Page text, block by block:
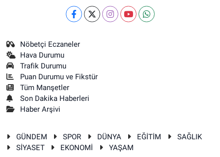
Nöbetçi Eczaneler
Hava Durumu
Trafik Durumu
Puan Durumu ve Fikstür
Tüm Manşetler
Son Dakika Haberleri
Haber Arşivi
GÜNDEM SPOR DÜNYA EĞİTİM
SAĞLIK
SİYASET
EKONOMİ YAŞAM